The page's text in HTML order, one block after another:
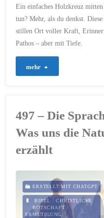
Ein einfaches Holzkreuz
tun? Mehr, als du denkst.
stillen Ort voller Kraft,
Pathos – aber mit Tiefe.
mehr
Wind
das
Kreuz
497 – Die
Was uns die
erzählt
ERSTELLT MIT CHATGPT
BIBEL /CHRISTLICHE
BOTSCHAFT /
ERMUTIGUNG/